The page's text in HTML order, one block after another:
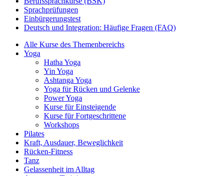
Sprachprüfungen
Einbürgerungstest
Deutsch und Integration: Häufige Fragen (FAQ)
Alle Kurse des Themenbereichs
Yoga
Hatha Yoga
Yin Yoga
Ashtanga Yoga
Yoga für Rücken und Gelenke
Power Yoga
Kurse für Einsteigende
Kurse für Fortgeschrittene
Workshops
Pilates
Kraft, Ausdauer, Beweglichkeit
Rücken-Fitness
Tanz
Gelassenheit im Alltag